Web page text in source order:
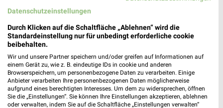
250,82 km • Angebote: 3 Prospekte
dm Einbeck
Grimsehlstraße 40a
37574 Einbeck
Heute 08:00 - 20:00 Uhr | Schließt in 52 Min.
Datenschutzeinstellungen
Durch Klicken auf die Schaltfläche „Ablehnen“ wird die
Standardeinstellung nur für unbedingt erforderliche cookie
beibehalten.
Wir und unsere Partner speichern und/oder greifen auf Informationen auf
einem Gerät zu, wie z. B. eindeutige IDs in cookie und anderen
Browserspeichern, um personenbezogene Daten zu verarbeiten. Einige
Anbieter verarbeiten Ihre personenbezogenen Daten möglicherweise
aufgrund eines berechtigten Interesses. Um dem zu widersprechen, öffnen
Sie die „Einstellungen“. Sie können Ihre Einstellungen akzeptieren, ablehnen
oder verwalten, indem Sie auf die Schaltfläche „Einstellungen verwalten“